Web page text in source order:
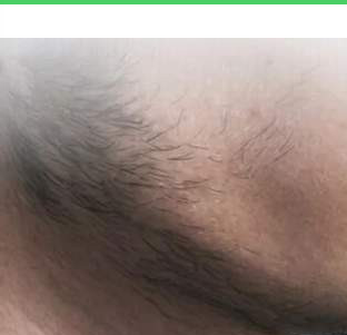
В России
меры борьбы с
нетрезвым